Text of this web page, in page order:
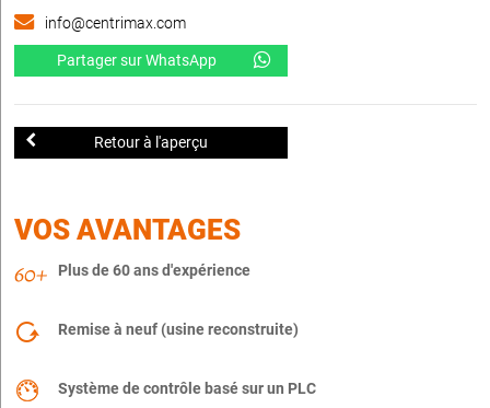
info@centrimax.com
Partager sur WhatsApp
Retour à l'aperçu
VOS AVANTAGES
Plus de 60 ans d'expérience
Remise à neuf (usine reconstruite)
Système de contrôle basé sur un PLC